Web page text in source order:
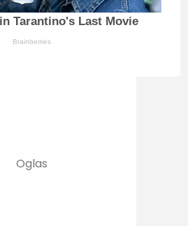
Tarantino's Last Movie
Brainberries